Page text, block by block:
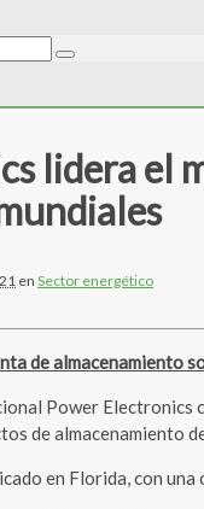
lidera el
en Sector energético
de almacenamiento
Power Electronics
de almacenamiento
en Florida, con